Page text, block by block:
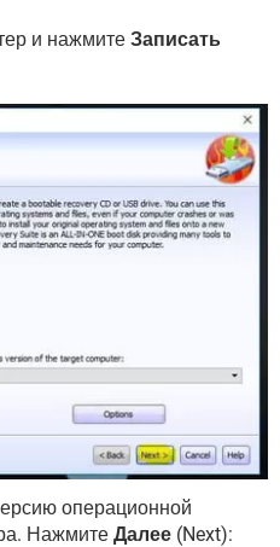
и нажмите Записать
операционной
Нажмите Далее (Next):